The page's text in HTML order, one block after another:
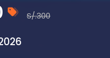
S/.300